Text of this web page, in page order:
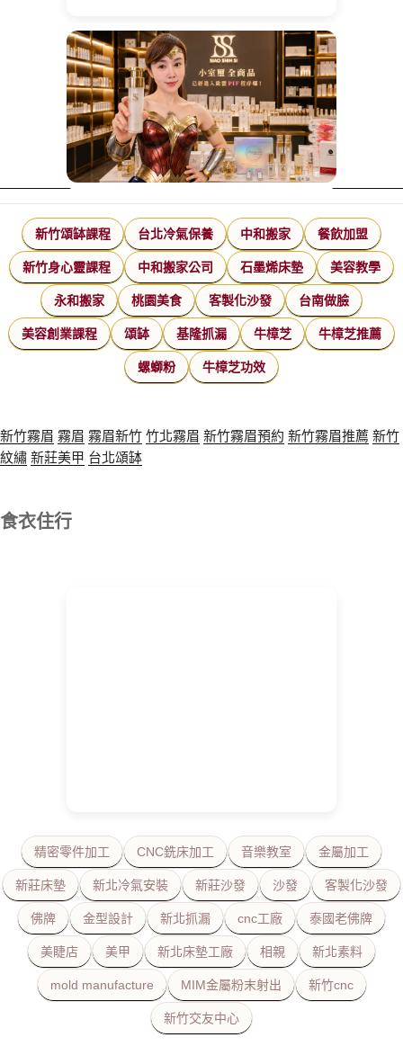
新竹頌缽課程 台北冷氣保養 中和搬家 餐飲加盟
新竹身心靈課程 中和搬家公司 石墨烯床墊 美容教學
永和搬家 桃園美食 客製化沙發 台南做臉
美容創業課程 頌缽 基隆抓漏 牛樟芝 牛樟芝推薦
螺螄粉 牛樟芝功效
新竹霧眉 霧眉 霧眉新竹竹北霧眉 新竹霧眉預約 新竹霧眉推薦 新竹
紋繡新莊美甲 台北頌缽
食衣住行
精密零件加工 CNC銑床加工 音樂教室 金屬加工
新莊床墊 新北冷氣安裝 新莊沙發 沙發 客製化沙發
佛牌 金型設計 新北抓漏 cnc工廠 泰國老佛牌
美睫店 美甲 新北床墊工廠 相親 新北素料
mold manufacture MIM金屬粉末射出 新竹cnc
新竹交友中心